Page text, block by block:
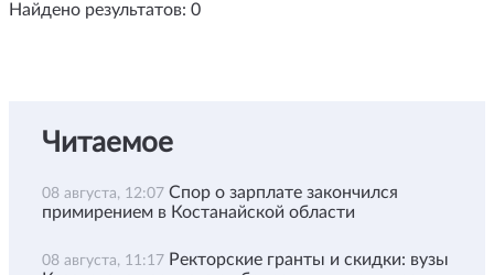
Найдено результатов: 0
Читаемое
08 августа, 12:07 Спор о зарплате закончился
примирением в Костанайской области
08 августа, 11:17 Ректорские гранты и скидки: вузы